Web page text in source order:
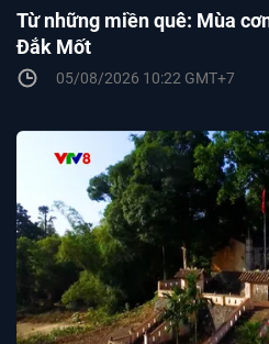
Từ những miền quê: Mùa
Đắk Mốt
05/08/2026 10:22 GMT+7